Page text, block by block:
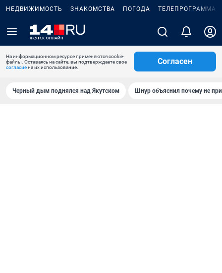
НЕДВИЖИМОСТЬ ЗНАКОМСТВА ПОГОДА ТЕЛЕПРОГРАММА
На информационном ресурсе применяются cookie-
файлы. Оставаясь на сайте, вы подтверждаете свое
согласиена их использование.
Согласен
Черный дым поднялся над Якутском Шнур объяснил почему не